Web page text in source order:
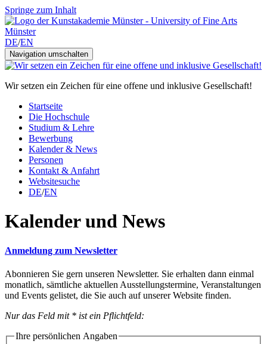
Springe zum Inhalt
DE/EN
Navigation umschalten
Wir setzen ein Zeichen für eine offene und inklusive Gesellschaft!
Startseite
Die Hochschule
Studium & Lehre
Bewerbung
Kalender & News
Personen
Kontakt & Anfahrt
Websitesuche
DE/EN
Kalender und News
Anmeldung zum Newsletter
Abonnieren Sie gern unseren Newsletter. Sie erhalten dann einmal
monatlich, sämtliche aktuellen Ausstellungstermine, Veranstaltungen
und Events gelistet, die Sie auch auf unserer Website finden.
Nur das Feld mit * ist ein Pflichtfeld:
Ihre persönlichen Angaben